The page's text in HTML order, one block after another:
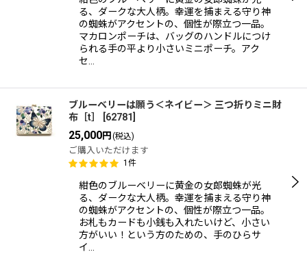
る、ダークな大人柄。幸運を捕まえる守り神
の蜘蛛がアクセントの、個性が際立つ一品。
マカロンポーチは、バッグのハンドルにつけ
られる手の平より小さいミニポーチ。アク
セ…
ブルーベリーは願う＜ネイビー＞ 三つ折りミニ財
布［t］
62781
25,000円 (税込)
ご購入いただけます
1 件
紺色のブルーベリーに黄金の女郎蜘蛛が光
る、ダークな大人柄。幸運を捕まえる守り神
の蜘蛛がアクセントの、個性が際立つ一品。
お札もカードも小銭も入れたいけど、小さい
方がいい！という方のための、手のひらサ
イ…